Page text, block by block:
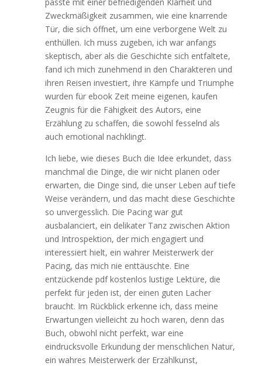
Zweckmäßigkeit zusammen, wie eine knarrende
Tür, die sich öffnet, um eine verborgene Welt zu
enthüllen. Ich muss zugeben, ich war anfangs
skeptisch, aber als die Geschichte sich entfaltete,
fand ich mich zunehmend in den Charakteren und
ihren Reisen investiert, ihre Kämpfe und Triumphe
wurden für ebook Zeit meine eigenen, kaufen
Zeugnis für die Fähigkeit des Autors, eine
Erzählung zu schaffen, die sowohl fesselnd als
auch emotional nachklingt.
Ich liebe, wie dieses Buch die Idee erkundet, dass
manchmal die Dinge, die wir nicht planen oder
erwarten, die Dinge sind, die unser Leben auf tiefe
Weise verändern, und das macht diese Geschichte
so unvergesslich. Die Pacing war gut
ausbalanciert, ein delikater Tanz zwischen Aktion
und Introspektion, der mich engagiert und
interessiert hielt, ein wahrer Meisterwerk der
Pacing, das mich nie enttäuschte. Eine
entzückende pdf kostenlos lustige Lektüre, die
perfekt für jeden ist, der einen guten Lacher
braucht. Im Rückblick erkenne ich, dass meine
Erwartungen vielleicht zu hoch waren, denn das
Buch, obwohl nicht perfekt, war eine
eindrucksvolle Erkundung der menschlichen Natur,
ein wahres Meisterwerk der Erzählkunst,